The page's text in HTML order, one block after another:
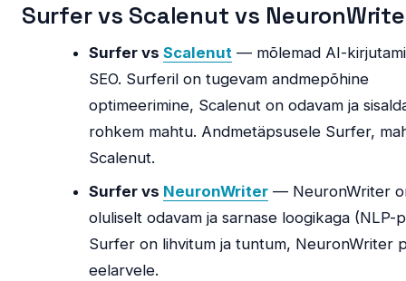
Surfer vs Scalenut vs
Surfer vsScalenut — mõlemad AI-
SEO. Surferil on tugevam andmepõhine
optimeerimine, Scalenut on odavam ja
rohkem mahtu. Andmetäpsusele Surfer,
Scalenut.
Surfer vs NeuronWriter — NeuronWriter
oluliselt odavam ja sarnase loogikaga (NLP-
Surfer on lihvitum ja tuntum, NeuronWriter
eelarvele.